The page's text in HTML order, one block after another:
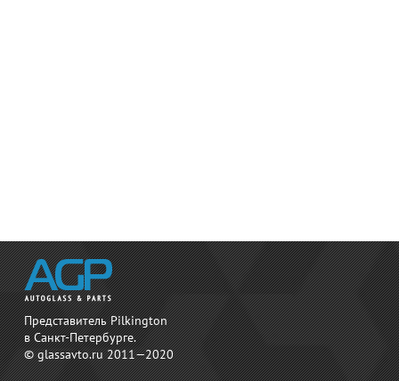
Представитель Pilkington
в Санкт-Петербурге.
© glassavto.ru 2011—2020